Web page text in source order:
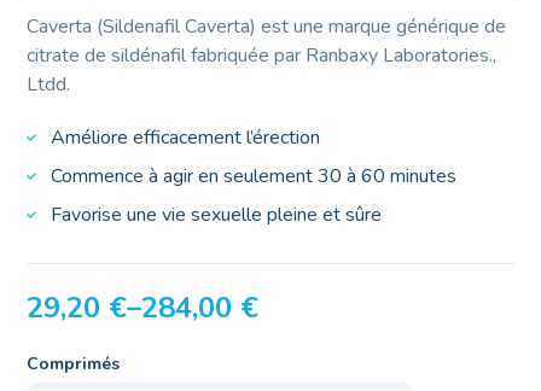
Caverta (Sildenafil Caverta) est une marque générique de
citrate de sildénafil fabriquée par Ranbaxy Laboratories.,
Ltdd.
Améliore efficacement l’érection
Commence à agir en seulement 30 à 60 minutes
Favorise une vie sexuelle pleine et sûre
29,20 €–284,00 €
Comprimés